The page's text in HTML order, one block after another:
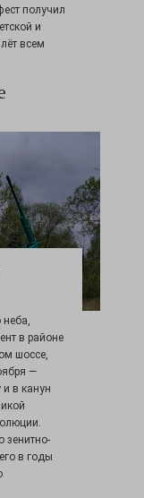
получил
и
всем
в районе
шоссе,
—
и в канун
зенитно-
в годы